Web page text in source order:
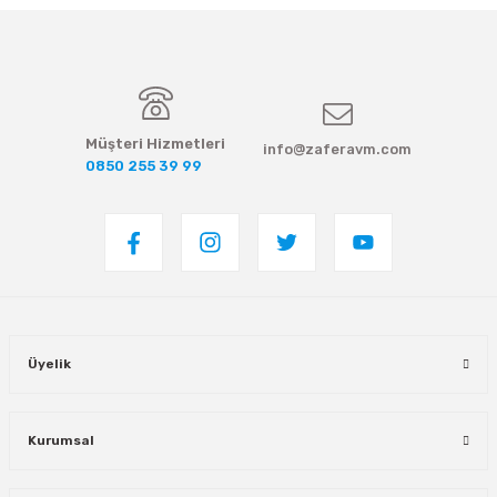
Müşteri Hizmetleri
0850 255 39 99
info@zaferavm.com
Üyelik
Kurumsal